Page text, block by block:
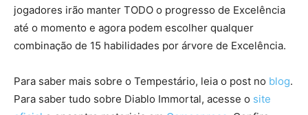
jogadores irão manter TODO o progresso de Excelência
até o momento e agora podem escolher qualquer
combinação de 15 habilidades por árvore de Excelência.
Para saber mais sobre o Tempestário, leia o post no blog.
Para saber tudo sobre Diablo Immortal, acesse o site